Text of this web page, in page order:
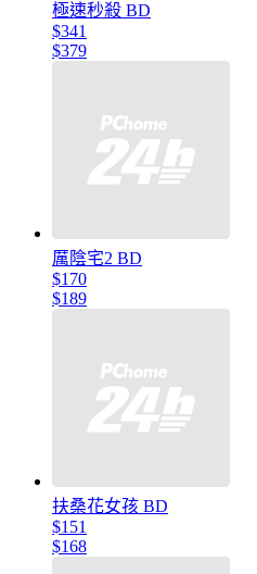
極速秒殺 BD
$341
$379
厲陰宅2 BD
$170
$189
扶桑花女孩 BD
$151
$168